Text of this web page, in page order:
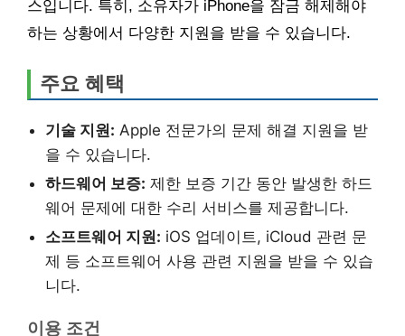
스입니다. 특히, 소유자가 iPhone을 잠금 해제해야
하는 상황에서 다양한 지원을 받을 수 있습니다.
주요 혜택
기술 지원: Apple 전문가의 문제 해결 지원을 받
을 수 있습니다.
하드웨어 보증: 제한 보증 기간 동안 발생한 하드
웨어 문제에 대한 수리 서비스를 제공합니다.
소프트웨어 지원: iOS 업데이트, iCloud 관련 문
제 등 소프트웨어 사용 관련 지원을 받을 수 있습
니다.
이용 조건